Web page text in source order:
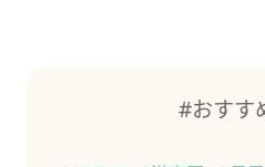
#おすす